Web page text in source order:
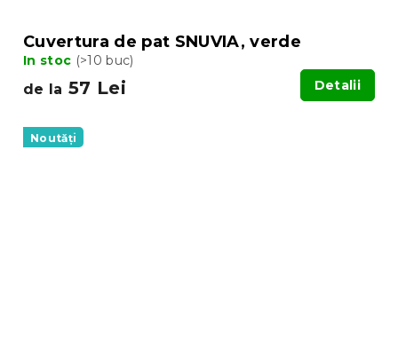
Cuvertura de pat SNUVIA, verde
In stoc (>10 buc)
de la 57 Lei Detalii
Noutăți